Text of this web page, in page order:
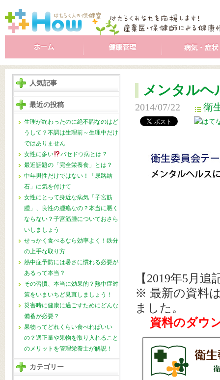
人気記事
最近の投稿
生理が終わったのに絶不調なのはど
うして？不調は生理前～生理中だけ
ではありません
女性に多い
バセドウ病とは？
最近話題の「完全栄養食」とは？
中年男性だけではない！「尿路結
石」に気を付けて
女性にとって身近な病気「子宮筋
腫」、良性の腫瘍なの？本当に悪く
ならない？子宮筋腫についておさら
いしましょう
せっかく食べるなら効率よく！鉄分
の上手な取り方
熱中症予防には暑さに慣れる必要が
あるって本当？
その習慣、本当に効果的？熱中症対
策をいまいちど見直しましょう！
災害時に健康に過ごすためにどんな
備蓄が必要？
果物ってどれくらい食べればいい
の？適正量や果物を取り入れること
のメリットを管理栄養士が解説！
カテゴリー
メンタルヘ
2014/07/22 衛
【2019年5月追
※ 最新の資料
ました。
資料のダウ